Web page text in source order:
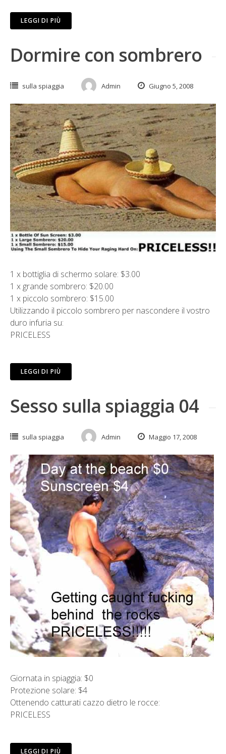
LEGGI DI PIÙ
Dormire con sombrero
sulla spiaggia Admin Giugno 5, 2008
1 x bottiglia di schermo solare: $3.00
1 x grande sombrero: $20.00
1 x piccolo sombrero: $15.00
Utilizzando il piccolo sombrero per nascondere il vostro
duro infuria su:
PRICELESS
LEGGI DI PIÙ
Sesso sulla spiaggia 04
sulla spiaggia Admin Maggio 17, 2008
Giornata in spiaggia: $0
Protezione solare: $4
Ottenendo catturati cazzo dietro le rocce:
PRICELESS
LEGGI DI PIÙ